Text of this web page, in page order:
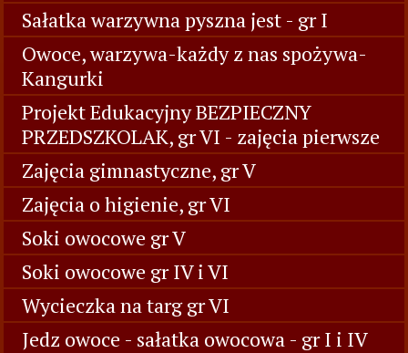
Sałatka warzywna pyszna jest - gr I
Owoce, warzywa-każdy z nas spożywa-
Kangurki
Projekt Edukacyjny BEZPIECZNY
PRZEDSZKOLAK, gr VI - zajęcia pierwsze
Zajęcia gimnastyczne, gr V
Zajęcia o higienie, gr VI
Soki owocowe gr V
Soki owocowe gr IV i VI
Wycieczka na targ gr VI
Jedz owoce - sałatka owocowa - gr I i IV